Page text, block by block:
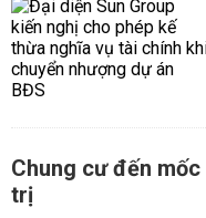
Chung cư đến
trị